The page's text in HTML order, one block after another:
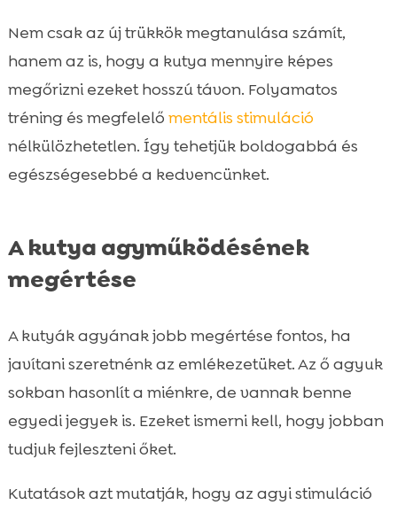
Nem csak az új trükkök megtanulása számít,
hanem az is, hogy a kutya mennyire képes
megőrizni ezeket hosszú távon. Folyamatos
tréning és megfelelő mentális stimuláció
nélkülözhetetlen. Így tehetjük boldogabbá és
egészségesebbé a kedvencünket.
A kutya agyműködésének
megértése
A kutyák agyának jobb megértése fontos, ha
javítani szeretnénk az emlékezetüket. Az ő agyuk
sokban hasonlít a miénkre, de vannak benne
egyedi jegyek is. Ezeket ismerni kell, hogy jobban
tudjuk fejleszteni őket.
Kutatások azt mutatják, hogy az agyi stimuláció